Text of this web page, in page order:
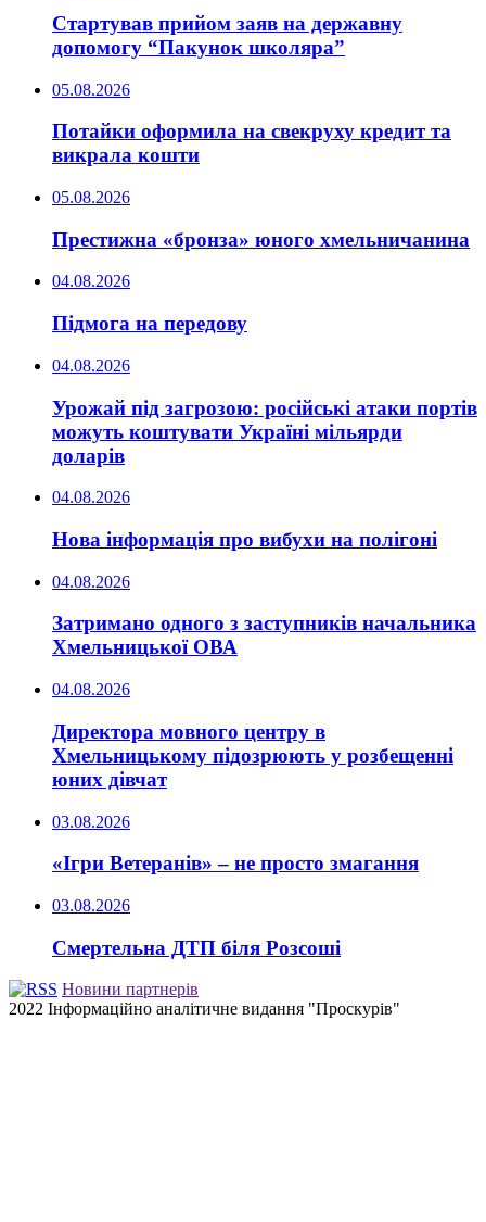
Стартував прийом заяв на державну
допомогу “Пакунок школяра”
05.08.2026
Потайки оформила на свекруху кредит та
викрала кошти
05.08.2026
Престижна «бронза» юного хмельничанина
04.08.2026
Підмога на передову
04.08.2026
Урожай під загрозою: російські атаки портів
можуть коштувати Україні мільярди
доларів
04.08.2026
Нова інформація про вибухи на полігоні
04.08.2026
Затримано одного з заступників начальника
Хмельницької ОВА
04.08.2026
Директора мовного центру в
Хмельницькому підозрюють у розбещенні
юних дівчат
03.08.2026
«Ігри Ветеранів» – не просто змагання
03.08.2026
Смертельна ДТП біля Розсоші
Новини партнерів
2022 Інформаційно аналітичне видання "Проскурів"